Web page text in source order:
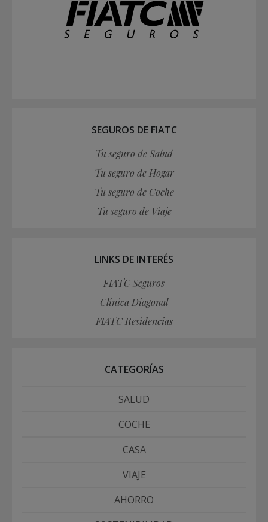
SEGUROS DE FIATC
Tu seguro de Salud
Tu seguro de Hogar
Tu seguro de Coche
Tu seguro de Viaje
LINKS DE INTERÉS
FIATC Seguros
Clínica Diagonal
FIATC Residencias
CATEGORÍAS
SALUD
COCHE
CASA
VIAJE
AHORRO